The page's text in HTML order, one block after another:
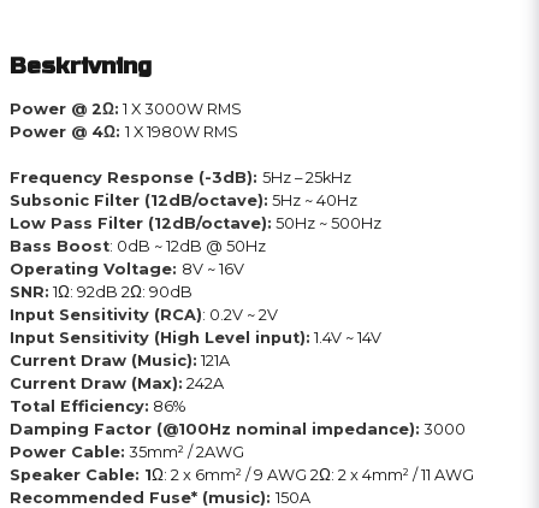
Beskrivning
Power @ 2Ω: 1 X 3000W RMS
Power @ 4Ω: 1 X 1980W RMS
Frequency Response (-3dB): 5Hz – 25kHz
Subsonic Filter (12dB/octave): 5Hz ~ 40Hz
Low Pass Filter (12dB/octave): 50Hz ~ 500Hz
Bass Boost: 0dB ~ 12dB @ 50Hz
Operating Voltage: 8V ~ 16V
SNR: 1Ω: 92dB 2Ω: 90dB
Input Sensitivity (RCA): 0.2V ~ 2V
Input Sensitivity (High Level input): 1.4V ~ 14V
Current Draw (Music): 121A
Current Draw (Max): 242A
Total Efficiency: 86%
Damping Factor (@100Hz nominal impedance): 3000
Power Cable: 35mm² / 2AWG
Speaker Cable: 1Ω: 2 x 6mm² / 9 AWG 2Ω: 2 x 4mm² / 11 AWG
Recommended Fuse* (music): 150A